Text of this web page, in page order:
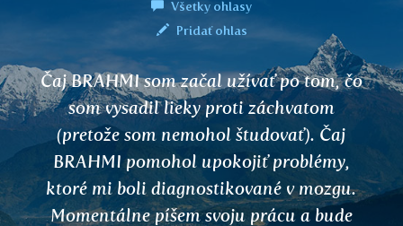
Všetky ohlasy
Pridať ohlas
Dobrý deň, kúpila som si váš čaj Ranjaka
a robí mi veľmi dobre na únavu a
podráždenosť. Vďaka.
S. Juránková